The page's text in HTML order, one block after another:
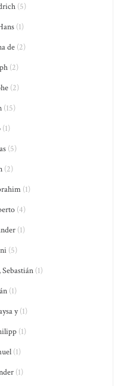
(5)
(1)
de (2)
(2)
(2)
(15)
(1)
(5)
(2)
(1)
(4)
(1)
(5)
(1)
(1)
y(1)
(1)
(1)
(1)